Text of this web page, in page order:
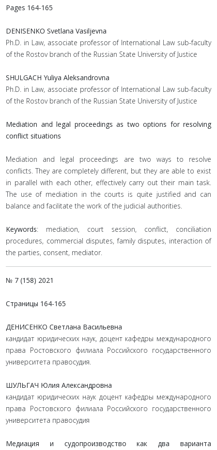
Pages 164-165
DENISENKO Svetlana Vasiljevna
Ph.D. in Law, associate professor of International Law sub-faculty
of the Rostov branch of the Russian State University of Justice
SHULGACH Yuliya Aleksandrovna
Ph.D. in Law, associate professor of International Law sub-faculty
of the Rostov branch of the Russian State University of Justice
Mediation and legal proceedings as two options for resolving
conflict situations
Mediation and legal proceedings are two ways to resolve
conflicts. They are completely different, but they are able to exist
in parallel with each other, effectively carry out their main task.
The use of mediation in the courts is quite justified and can
balance and facilitate the work of the judicial authorities.
Keywords: mediation, court session, conflict, conciliation
procedures, commercial disputes, family disputes, interaction of
the parties, consent, mediator.
№ 7 (158) 2021
Страницы 164-165
ДЕНИСЕНКО Светлана Васильевна
кандидат юридических наук, доцент кафедры международного
права Ростовского филиала Российского государственного
университета правосудия.
ШУЛЬГАЧ Юлия Александровна
кандидат юридических наук доцент кафедры международного
права Ростовского филиала Российского государственного
университета правосудия
Медиация и судопроизводство как два варианта